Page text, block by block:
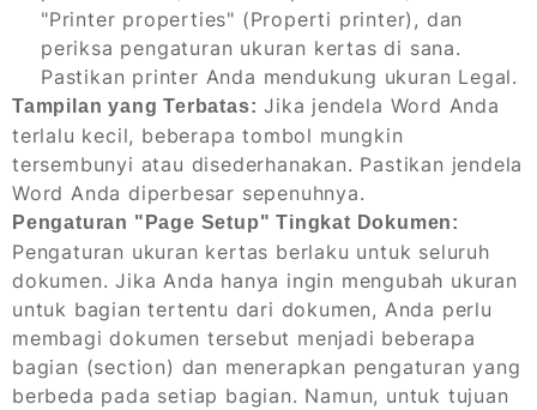
"Printer properties" (Properti printer), dan
periksa pengaturan ukuran kertas di sana.
Pastikan printer Anda mendukung ukuran Legal.
Tampilan yang Terbatas: Jika jendela Word Anda
terlalu kecil, beberapa tombol mungkin
tersembunyi atau disederhanakan. Pastikan jendela
Word Anda diperbesar sepenuhnya.
Pengaturan "Page Setup" Tingkat Dokumen:
Pengaturan ukuran kertas berlaku untuk seluruh
dokumen. Jika Anda hanya ingin mengubah ukuran
untuk bagian tertentu dari dokumen, Anda perlu
membagi dokumen tersebut menjadi beberapa
bagian (section) dan menerapkan pengaturan yang
berbeda pada setiap bagian. Namun, untuk tujuan